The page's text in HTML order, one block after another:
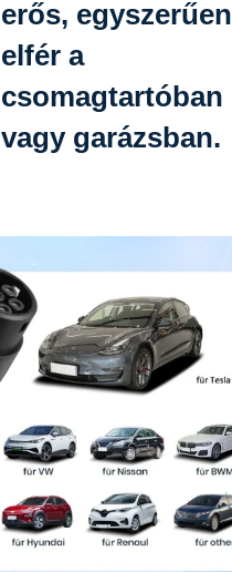
erős, egyszerűen
elfér a
csomagtartóban
vagy garázsban.